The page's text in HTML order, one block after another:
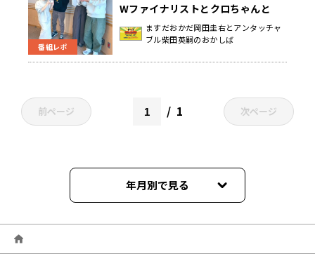
番組レポ
Wファイナリストとクロちゃんと
時々池城どんぐし&塩辛ちゃんだっ
た日曜地獄
ますだおかだ岡田圭右とアンタッチャ
ブル柴田英嗣のおかしば
前ページ 1 次ページ
年月別で見る
2026年04月
2026年03月